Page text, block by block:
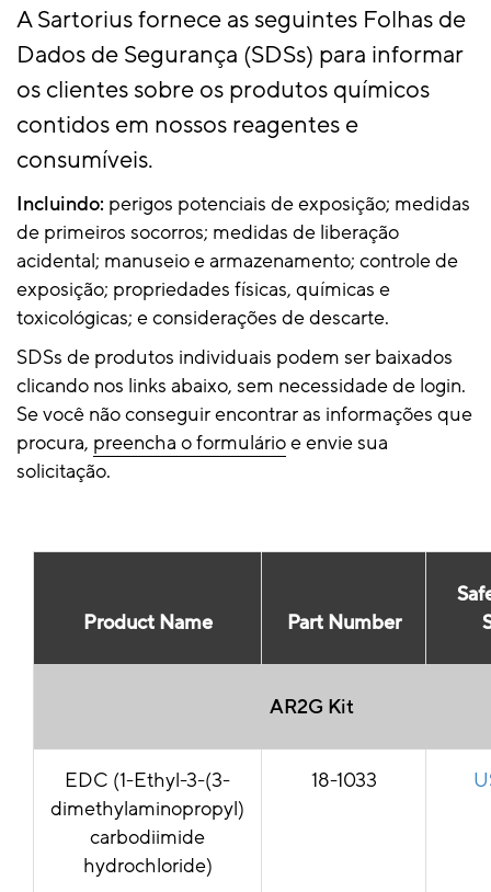
A Sartorius fornece as seguintes Folhas de
Dados de Segurança (SDSs) para informar
os clientes sobre os produtos químicos
contidos em nossos reagentes e
consumíveis.
Incluindo: perigos potenciais de exposição; medidas
de primeiros socorros; medidas de liberação
acidental; manuseio e armazenamento; controle de
exposição; propriedades físicas, químicas e
toxicológicas; e considerações de descarte.
SDSs de produtos individuais podem ser baixados
clicando nos links abaixo, sem necessidade de login.
Se você não conseguir encontrar as informações que
procura, preencha o formulárioe envie sua
solicitação.
Product Name Part Number
AR2G Kit
EDC (1-Ethyl-3-(3-
dimethylaminopropyl)
carbodiimide
hydrochloride)
18-1033